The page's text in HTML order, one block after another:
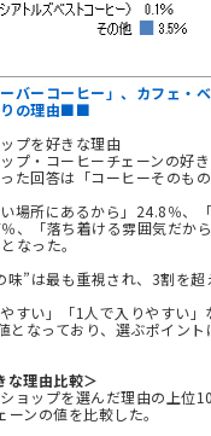
バーコーヒー」、カフェ・
の理由■■
プを好きな理由
ップ・コーヒーチェーンの好
た回答は「コーヒーそのもの
場所にあるから」24.8％、
、「落ち着ける雰囲気だか
なった。
味”は最も重視され、3割を超
すい」「1人で入りやすい」
となっており、選ぶポイント
な理由比較＞
ョップを選んだ理由の上位
ンの値を比較した。